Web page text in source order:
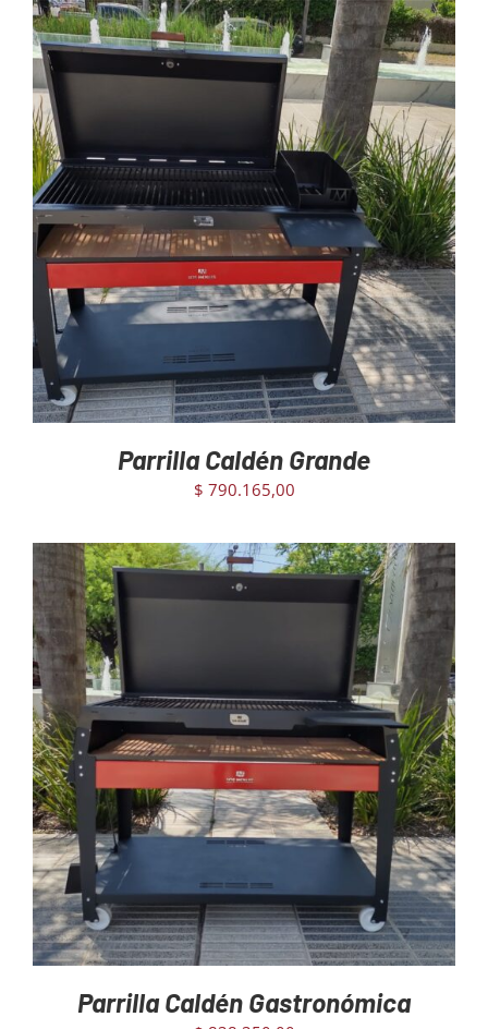
AGREGAR AL CARRITO / DETAILS
Parrilla Caldén Grande
$ 790.165,00
AGREGAR AL CARRITO / DETAILS
Parrilla Caldén Gastronómica